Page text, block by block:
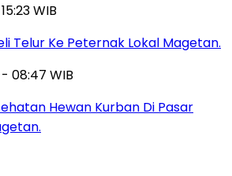
WIB
Telur Ke Peternak Lokal Magetan.
08:47 WIB
Hewan Kurban Di Pasar